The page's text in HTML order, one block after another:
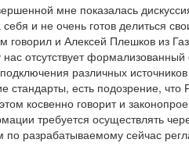
мне показалась
и не очень готов делиться
говорил и Алексей Плешков из
нас отсутствует
различных
стандарты, есть подозрение,
косвенно говорит и
требуется осуществлять
разрабатываемому сейчас